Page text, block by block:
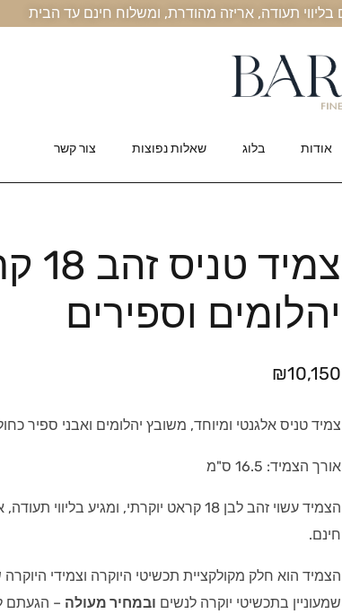
אודות בלוג שאלות נפוצות צור קשר
יהלומים וספירים
₪10,150
צמיד טניס אלגנטי ומיוחד, משובץ יהלומים ואבני ספיר
אורך הצמיד: 16.5 ס"מ
הצמיד עשוי זהב לבן 18 קראט יוקרתי, ומגיע
חינם.
הצמיד הוא חלק מקולקציית תכשיטי היוקרה וצמידי
שמעוניין בתכשיטי יוקרה לנשים ובמחיר מעולה – הגעתם